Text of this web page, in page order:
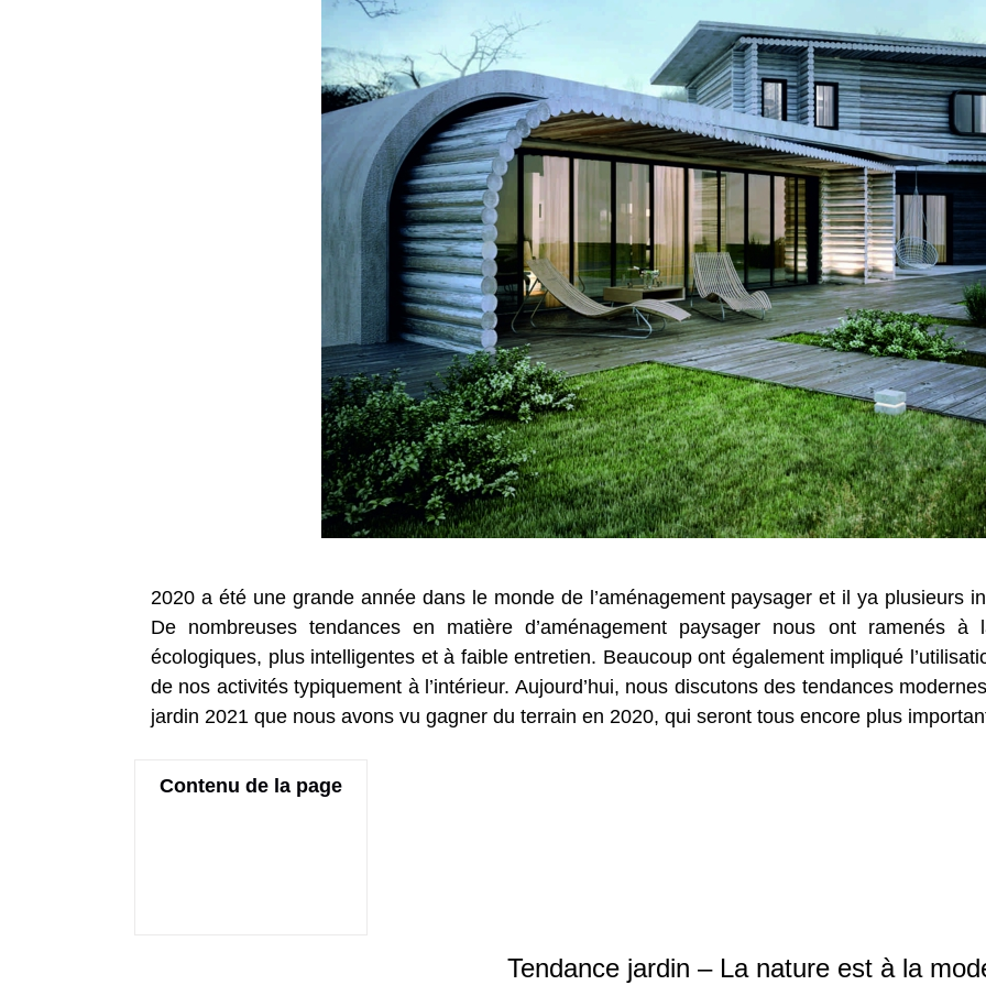
2020 a été une grande année dans le monde de l’aménagement paysager et il ya plusieurs
De nombreuses tendances en matière d’aménagement paysager nous ont ramenés
écologiques, plus intelligentes et à faible entretien. Beaucoup ont également impliqué
de nos activités typiquement à l’intérieur. Aujourd’hui, nous discutons des tendances
jardin 2021 que nous avons vu gagner du terrain en 2020, qui seront tous encore plus
Contenu de la page
Tendance jardin – La nature est à la